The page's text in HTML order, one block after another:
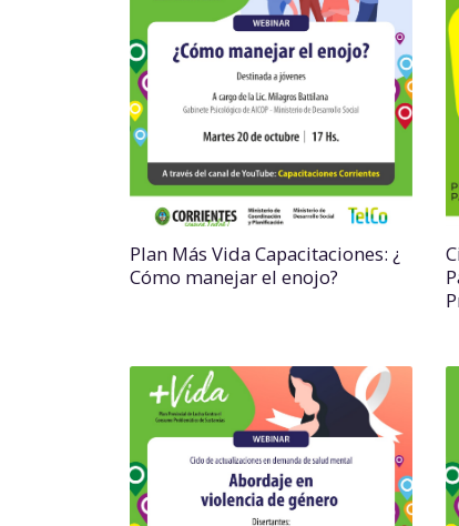
Plan Más Vida Capacitaciones: ¿
Cómo manejar el enojo?